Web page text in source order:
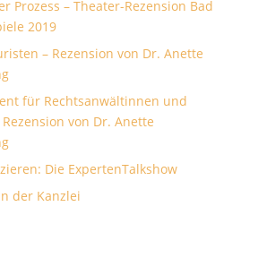
Prozess – Theater-Rezension Bad
2019
– Rezension von Dr. Anette
für Rechtsanwältinnen und
von Dr. Anette
Die ExpertenTalkshow
der Kanzlei